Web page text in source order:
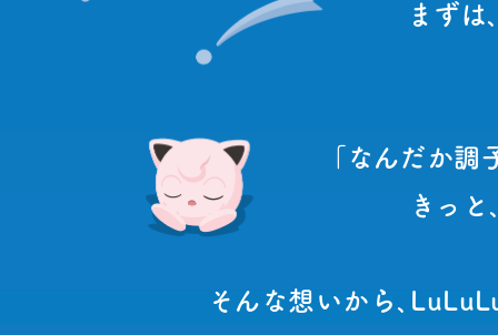
まず
「なんだか
きっ
そんな想いから､